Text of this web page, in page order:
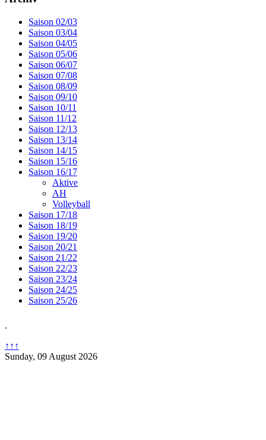
Saison 02/03
Saison 03/04
Saison 04/05
Saison 05/06
Saison 06/07
Saison 07/08
Saison 08/09
Saison 09/10
Saison 10/11
Saison 11/12
Saison 12/13
Saison 13/14
Saison 14/15
Saison 15/16
Saison 16/17
Aktive
AH
Volleyball
Saison 17/18
Saison 18/19
Saison 19/20
Saison 20/21
Saison 21/22
Saison 22/23
Saison 23/24
Saison 24/25
Saison 25/26
.
↑↑↑
Sunday, 09 August 2026